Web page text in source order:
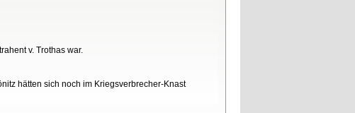
v. Trothas war.
hätten sich noch im Kriegsverbrecher-Knast